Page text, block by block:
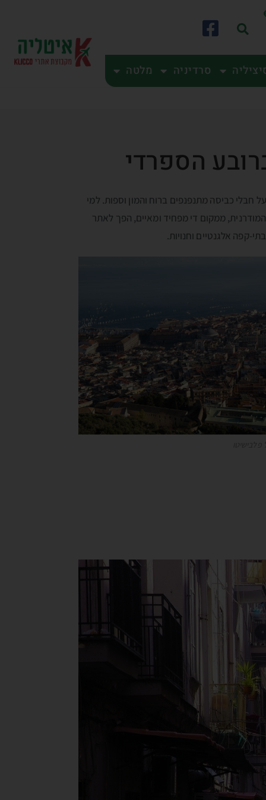
סרדיניה מלטה
חבלי כביסה מתנפנפים ברוח והמון וספות. למי
ממקום די מפחיד ומאיים, הפך לאתר
קפה אלגנטיים וחנויות.